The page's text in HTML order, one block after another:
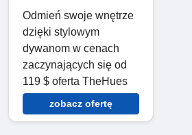
Odmień swoje wnętrze
dzięki stylowym
dywanom w cenach
zaczynających się od
119 $ oferta TheHues
zobacz ofertę